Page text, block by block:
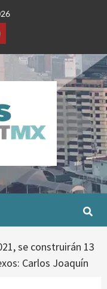
se construirán 13
Carlos Joaquín